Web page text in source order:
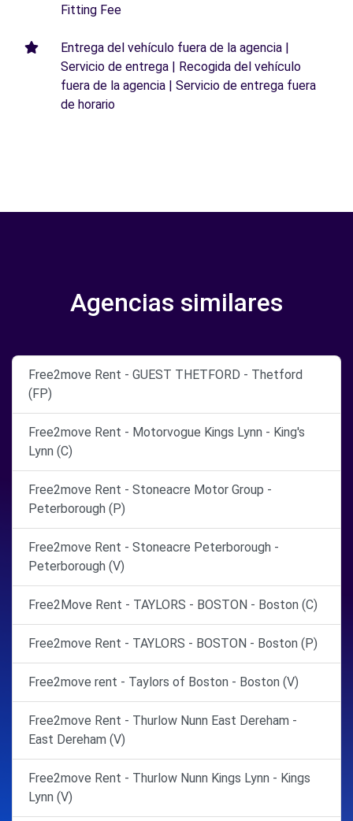
Fitting Fee
Entrega del vehículo fuera de la agencia |
Servicio de entrega | Recogida del vehículo
fuera de la agencia | Servicio de entrega fuera
de horario
Agencias similares
Free2move Rent - GUEST THETFORD - Thetford
(FP)
Free2move Rent - Motorvogue Kings Lynn - King's
Lynn (C)
Free2move Rent - Stoneacre Motor Group -
Peterborough (P)
Free2move Rent - Stoneacre Peterborough -
Peterborough (V)
Free2Move Rent - TAYLORS - BOSTON - Boston (C)
Free2move Rent - TAYLORS - BOSTON - Boston (P)
Free2move rent - Taylors of Boston - Boston (V)
Free2move Rent - Thurlow Nunn East Dereham -
East Dereham (V)
Free2move Rent - Thurlow Nunn Kings Lynn - Kings
Lynn (V)